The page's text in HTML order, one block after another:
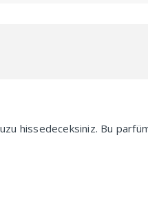
hissedeceksiniz. Bu